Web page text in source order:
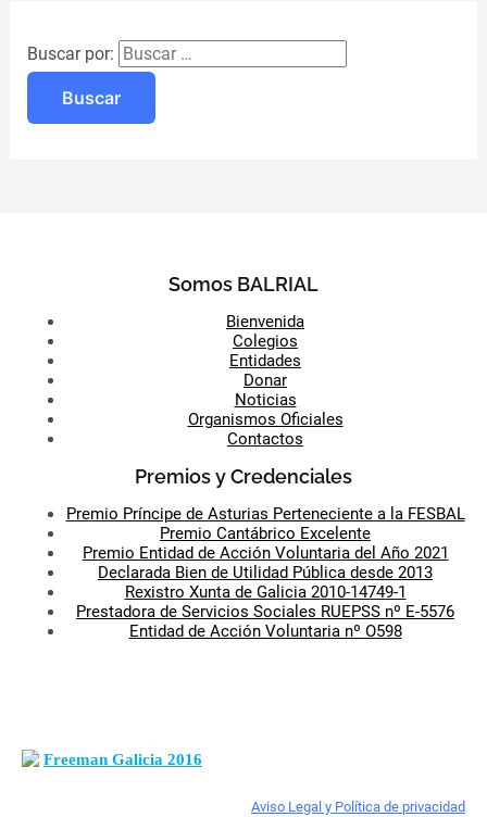
Buscar por:
Somos BALRIAL
Bienvenida
Colegios
Entidades
Donar
Noticias
Organismos Oficiales
Contactos
Premios y Credenciales
Premio Príncipe de Asturias Perteneciente a la FESBAL
Premio Cantábrico Excelente
Premio Entidad de Acción Voluntaria del Año 2021
Declarada Bien de Utilidad Pública desde 2013
Rexistro Xunta de Galicia 2010-14749-1
Prestadora de Servicios Sociales RUEPSS nº E-5576
Entidad de Acción Voluntaria nº O598
Freeman Galicia 2016
Aviso Legal y Política de privacidad